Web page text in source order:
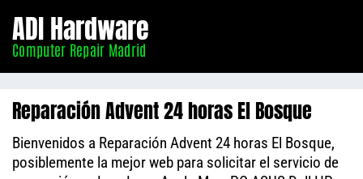
Madrid
ADI Hardware
Computer Repair Madrid
Reparación Advent 24 horas El Bosque
Bienvenidos a Reparación Advent 24 horas El Bosque,
posiblemente la mejor web para solicitar el servicio de